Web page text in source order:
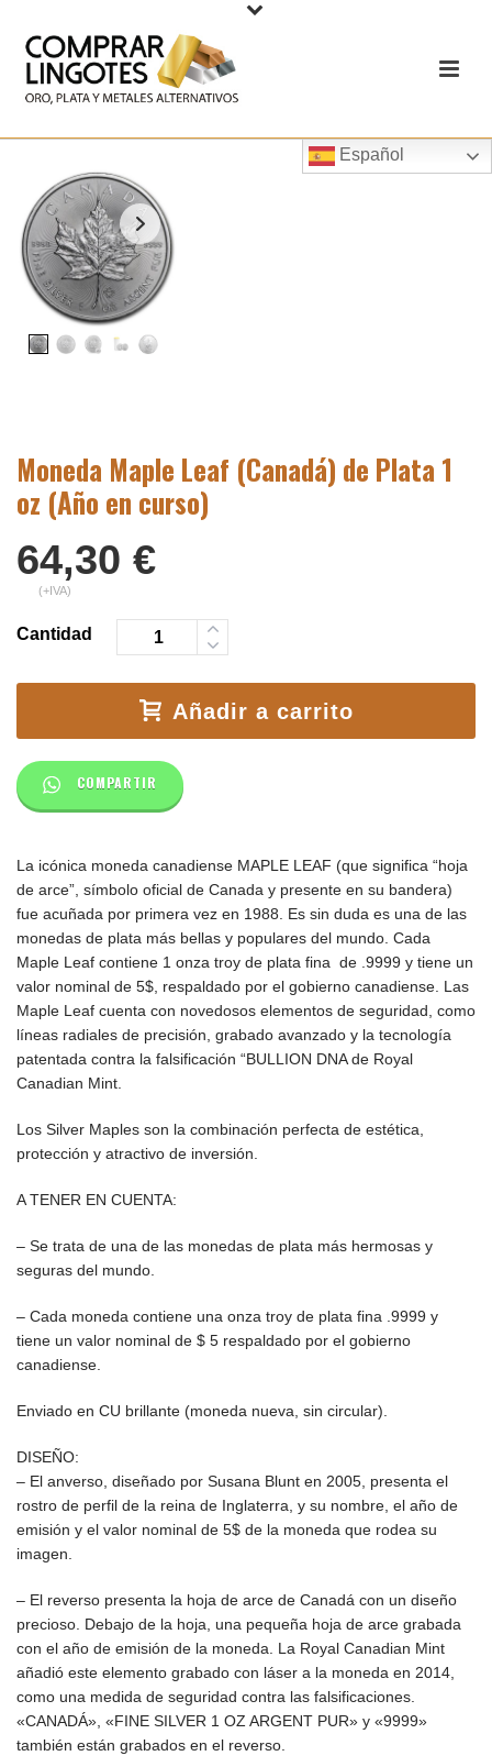
Español
Moneda Maple Leaf (Canadá) de Plata 1
oz (Año en curso)
64,30 €
(+IVA)
Cantidad
Añadir a carrito
COMPARTIR
La icónica moneda canadiense MAPLE LEAF (que significa “hoja
de arce”, símbolo oficial de Canada y presente en su bandera)
fue acuñada por primera vez en 1988. Es sin duda es una de las
monedas de plata más bellas y populares del mundo. Cada
Maple Leaf contiene 1 onza troy de plata fina de .9999 y tiene un
valor nominal de 5$, respaldado por el gobierno canadiense. Las
Maple Leaf cuenta con novedosos elementos de seguridad, como
líneas radiales de precisión, grabado avanzado y la tecnología
patentada contra la falsificación “BULLION DNA de Royal
Canadian Mint.
Los Silver Maples son la combinación perfecta de estética,
protección y atractivo de inversión.
A TENER EN CUENTA:
– Se trata de una de las monedas de plata más hermosas y
seguras del mundo.
– Cada moneda contiene una onza troy de plata fina .9999 y
tiene un valor nominal de $ 5 respaldado por el gobierno
canadiense.
Enviado en CU brillante (moneda nueva, sin circular).
DISEÑO:
– El anverso, diseñado por Susana Blunt en 2005, presenta el
rostro de perfil de la reina de Inglaterra, y su nombre, el año de
emisión y el valor nominal de 5$ de la moneda que rodea su
imagen.
– El reverso presenta la hoja de arce de Canadá con un diseño
precioso. Debajo de la hoja, una pequeña hoja de arce grabada
con el año de emisión de la moneda. La Royal Canadian Mint
añadió este elemento grabado con láser a la moneda en 2014,
como una medida de seguridad contra las falsificaciones.
«CANADÁ», «FINE SILVER 1 OZ ARGENT PUR» y «9999»
también están grabados en el reverso.